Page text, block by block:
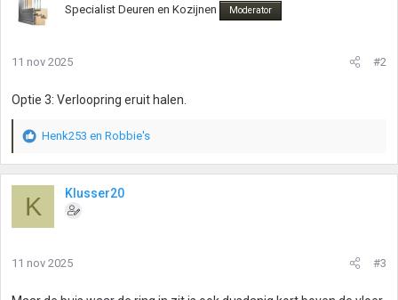
Specialist Deuren en Kozijnen Moderator
11 nov 2025 #2
Optie 3: Verloopring eruit halen.
W
a
n
Henk253 en Robbie's
K Klusser20
11 nov 2025 #3